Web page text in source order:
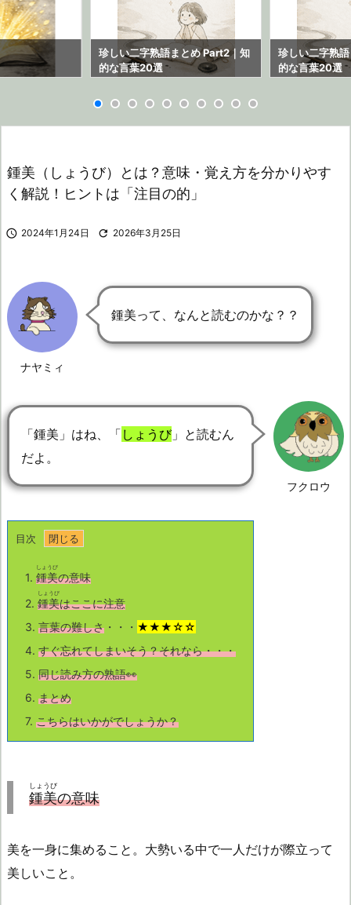
珍しい二字熟語まとめ Part2｜知
的な言葉20選
珍しい二字熟
的な言葉20選
鍾美（しょうび）とは？意味・覚え方を分かりやす
く解説！ヒントは「注目の的」
 2024年1月24日  2026年3月25日
ナヤミィ
鍾美って、なんと読むのかな？？
フクロウ
「鍾美」はね、「 しょうび」と読むん
だよ。
目次
1. 鍾美
しょうび
の意味
2. 鍾美
しょうび
はここに注意
3. 言葉の難しさ ・・・ ★★★☆☆
4. すぐ忘れてしまいそう？それなら・・・
5. 同じ読み方の熟語👀
6. まとめ
7. こちらはいかがでしょうか？
鍾美
しょうび
の意味
美を一身に集めること。大勢いる中で一人だけが際立って
美しいこと。